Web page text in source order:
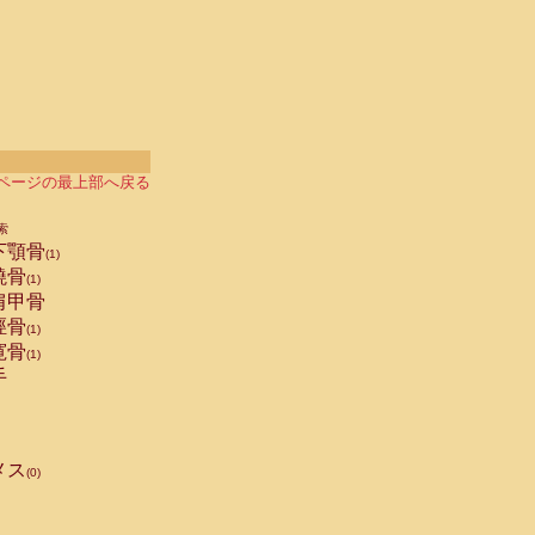
ージの最上部へ戻る
顎骨(1)
骨(1)
甲骨
骨(1)
骨(1)
ス(0)